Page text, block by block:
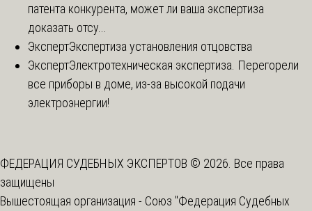
патента конкурента, может ли ваша экспертиза
доказать отсу...
ЭкспертЭкспертиза установления отцовства
ЭкспертЭлектротехническая экспертиза. Перегорели
все приборы в доме, из-за высокой подачи
электроэнергии!
ФЕДЕРАЦИЯ СУДЕБНЫХ ЭКСПЕРТОВ © 2026. Все права
защищены
Вышестоящая организация - Союз "Федерация Судебных